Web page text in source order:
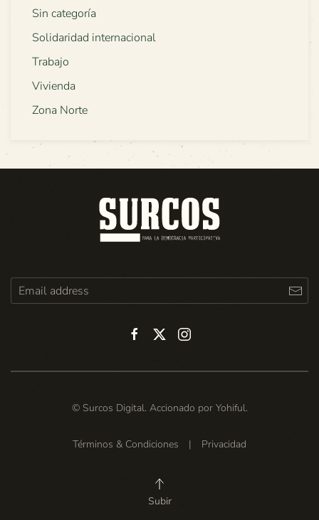
Sin categoría
Solidaridad internacional
Trabajo
Vivienda
Zona Norte
© Surcos Digital. Accionado por Yohiful.
Términos & Condiciones | Privacidad
Subir